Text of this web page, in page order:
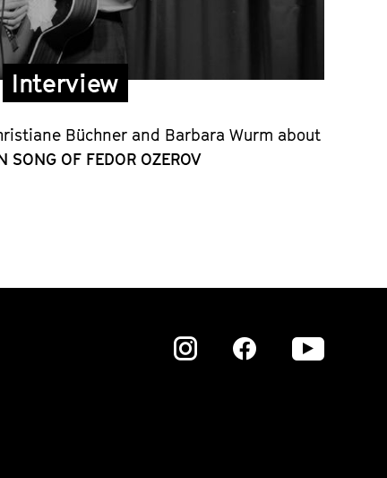
Interview
Büchner and Barbara Wurm about
SONG OF FEDOR OZEROV
Zu
Zu
Zu